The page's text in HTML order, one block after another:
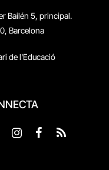
Bailén 5, principal.
Barcelona
de l'Educació
Instagram
Facebook
RSS